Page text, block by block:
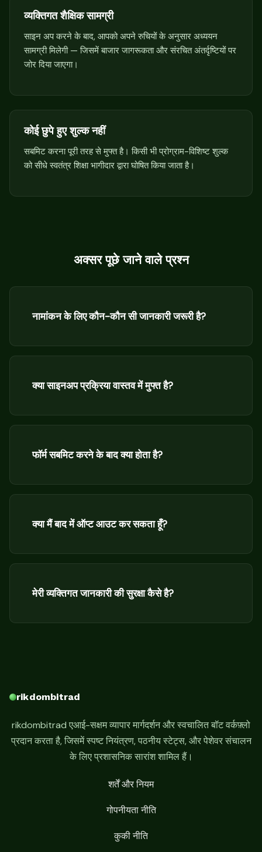
व्यक्तिगत शैक्षिक सामग्री
साइन अप करने के बाद, आपको अपने रुचियों के अनुसार अध्ययन
सामग्री मिलेगी — जिसमें बाजार जागरूकता और संरचित अंतर्दृष्टियों पर
जोर दिया जाएगा।
कोई छुपे हुए शुल्क नहीं
सबमिट करना पूरी तरह से मुफ्त है। किसी भी प्रोग्राम-विशिष्ट शुल्क
को सीधे स्वतंत्र शिक्षा भागीदार द्वारा घोषित किया जाता है।
अक्सर पूछे जाने वाले प्रश्न
नामांकन के लिए कौन-कौन सी जानकारी जरूरी है?
क्या साइनअप प्रक्रिया वास्तव में मुफ्त है?
फॉर्म सबमिट करने के बाद क्या होता है?
क्या मैं बाद में ऑप्ट आउट कर सकता हूँ?
मेरी व्यक्तिगत जानकारी की सुरक्षा कैसे है?
rikdombitrad
rikdombitrad एआई-सक्षम व्यापार मार्गदर्शन और स्वचालित बॉट वर्कफ़्लो
प्रदान करता है, जिसमें स्पष्ट नियंत्रण, पठनीय स्टेट्स, और पेशेवर संचालन
के लिए प्रशासनिक सारांश शामिल हैं।
शर्तें और नियम
गोपनीयता नीति
कुकी नीति